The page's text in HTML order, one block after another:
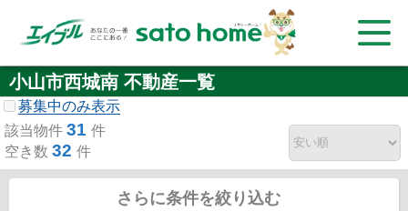
小山市西城南 不動産一覧
募集中のみ表示
該当物件 31 件
空き数 32 件
さらに条件を絞り込む